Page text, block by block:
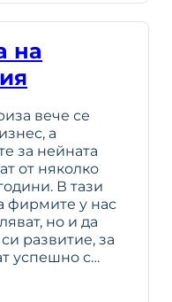
на
вече се
а
за нейната
от няколко
В тази
фирмите у нас
но и да
развитие, за
успешно с…